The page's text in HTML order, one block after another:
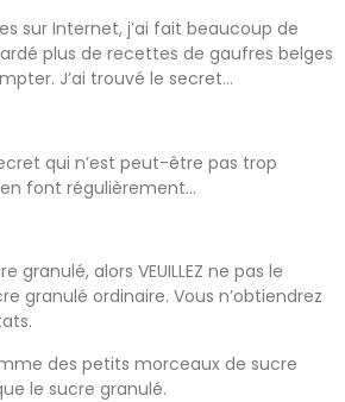
sur Internet, j’ai fait beaucoup de
plus de recettes de gaufres belges
J’ai trouvé le secret…
qui n’est peut-être pas trop
font régulièrement…
granulé, alors VEUILLEZ ne pas le
granulé ordinaire. Vous n’obtiendrez
des petits morceaux de sucre
le sucre granulé.